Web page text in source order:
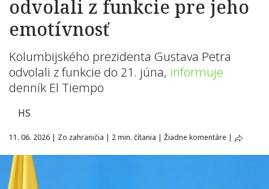
odvolali z funkcie pre jeho
emotívnosť
Kolumbijského prezidenta Gustava Petra
odvolali z funkcie do 21. júna, informuje
denník El Tiempo
HS
11. 06. 2026 | Zo zahraničia | 2 min. čítania | Žiadne komentáre |